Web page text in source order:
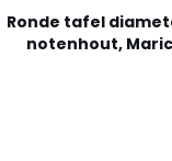
Ronde tafel
notenhout,